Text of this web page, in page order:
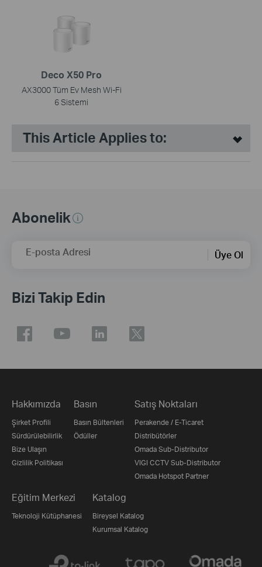
Deco X50 Pro
AX3000 Tüm Ev Mesh Wi-Fi
6 Sistemi
This Article Applies to:
Abonelik
E-posta Adresi Üye Ol
Bizi Takip Edin
Hakkımızda
Şirket Profili
Sürdürülebilirlik
Bize Ulaşın
Gizlilik Politikası
Basın
Basın Bültenleri
Ödüller
Satış Noktaları
Perakende / E-Ticaret
Distribütörler
Omada Sub-Distributor
VIGI CCTV Sub-Distributor
Omada Hotspot Partner
Eğitim Merkezi
Teknoloji Kütüphanesi
Katalog
Bireysel Katalog
Kurumsal Katalog